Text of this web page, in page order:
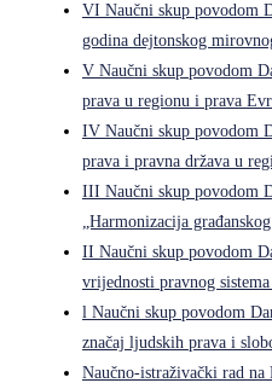
VI Naučni skup povodom
godina dejtonskog
V Naučni skup povodom
prava u regionu i prava
IV Naučni skup povodom
prava i pravna država u
III Naučni skup povodom
„Harmonizacija
II Naučni skup povodom
vrijednosti pravnog
l Naučni skup povodom
značaj ljudskih prava i
Naučno-istraživački rad na